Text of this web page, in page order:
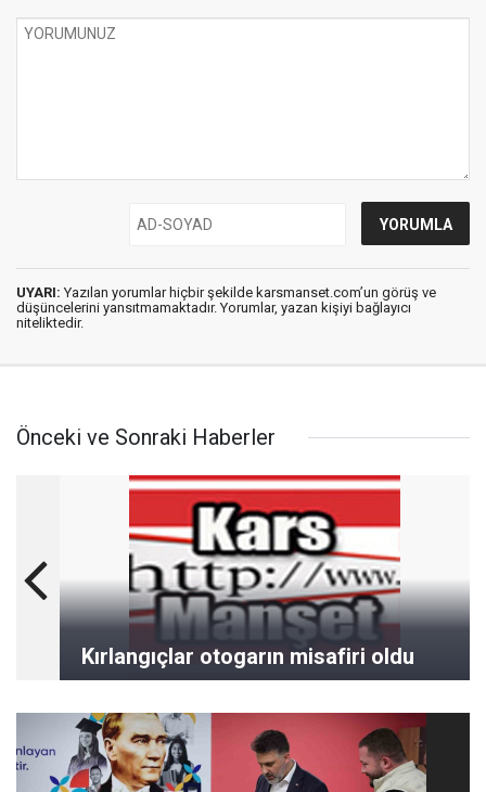
UYARI: Yazılan yorumlar hiçbir şekilde karsmanset.com’un görüş ve
düşüncelerini yansıtmamaktadır. Yorumlar, yazan kişiyi bağlayıcı
niteliktedir.
Önceki ve Sonraki Haberler
Kırlangıçlar otogarın misafiri oldu